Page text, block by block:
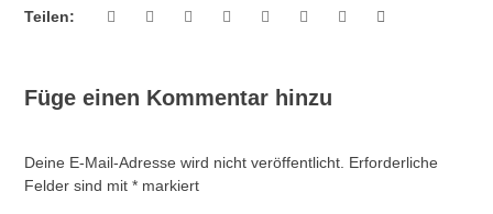
Teilen:
Füge einen Kommentar hinzu
Deine E-Mail-Adresse wird nicht veröffentlicht. Erforderliche
Felder sind mit* markiert